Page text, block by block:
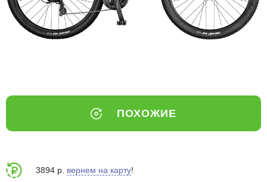
ПОХОЖИЕ
3894 р. вернем на карту!
Оплачивайте сегодня только
25% картой любого банка
выбранный способом
Оставшиеся75% будут